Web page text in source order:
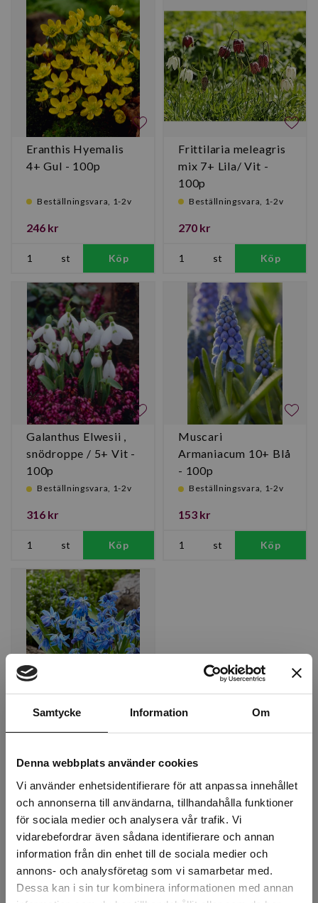
Samtycke Information Om
Denna webbplats använder cookies
Vi använder enhetsidentifierare för att anpassa innehållet
och annonserna till användarna, tillhandahålla funktioner
för sociala medier och analysera vår trafik. Vi
vidarebefordrar även sådana identifierare och annan
information från din enhet till de sociala medier och
annons- och analysföretag som vi samarbetar med.
Dessa kan i sin tur kombinera informationen med annan
Eranthis Hyemalis
4+ Gul - 100p
Beställningsvara, 1-2v
246 kr
st Köp
Frittilaria meleagris
mix 7+ Lila/ Vit -
100p
Beställningsvara, 1-2v
270 kr
st Köp
Galanthus Elwesii ,
snödroppe / 5+ Vit -
100p
Beställningsvara, 1-2v
316 kr
st Köp
Muscari
Armaniacum 10+ Blå
- 100p
Beställningsvara, 1-2v
153 kr
st Köp
153 kr
st Köp
Höstlökar